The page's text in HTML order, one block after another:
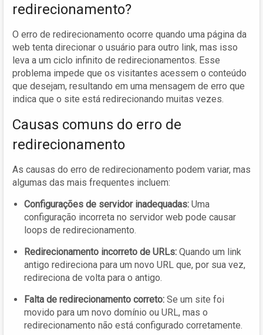
redirecionamento?
O erro de redirecionamento ocorre quando uma página da
web tenta direcionar o usuário para outro link, mas isso
leva a um ciclo infinito de redirecionamentos. Esse
problema impede que os visitantes acessem o conteúdo
que desejam, resultando em uma mensagem de erro que
indica que o site está redirecionando muitas vezes.
Causas comuns do erro de
redirecionamento
As causas do erro de redirecionamento podem variar, mas
algumas das mais frequentes incluem:
Configurações de servidor inadequadas: Uma
configuração incorreta no servidor web pode causar
loops de redirecionamento.
Redirecionamento incorreto de URLs: Quando um link
antigo redireciona para um novo URL que, por sua vez,
redireciona de volta para o antigo.
Falta de redirecionamento correto: Se um site foi
movido para um novo domínio ou URL, mas o
redirecionamento não está configurado corretamente.